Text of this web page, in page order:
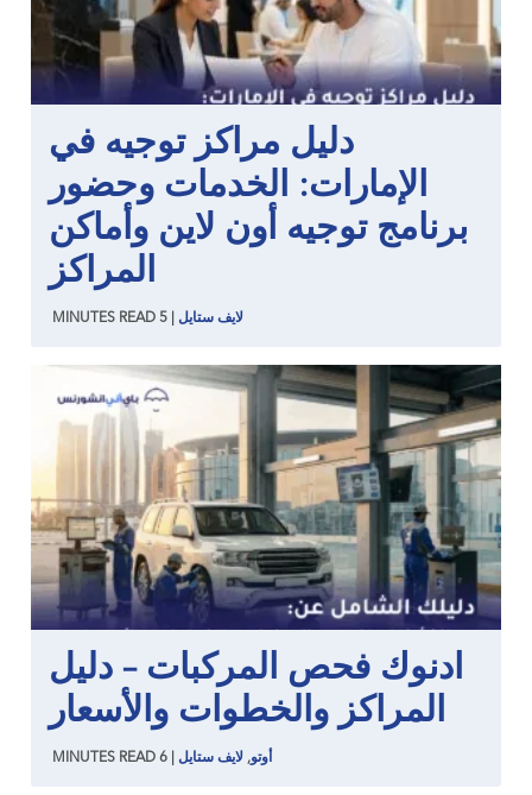
دليل مراكز توجيه في
الإمارات: الخدمات وحضور
برنامج توجيه أون لاين وأماكن
المراكز
لايف ستايل 5
MINUTES READ
ادنوك فحص المركبات – دليل
المراكز والخطوات والأسعار
أوتو, لايف ستايل 6
MINUTES READ